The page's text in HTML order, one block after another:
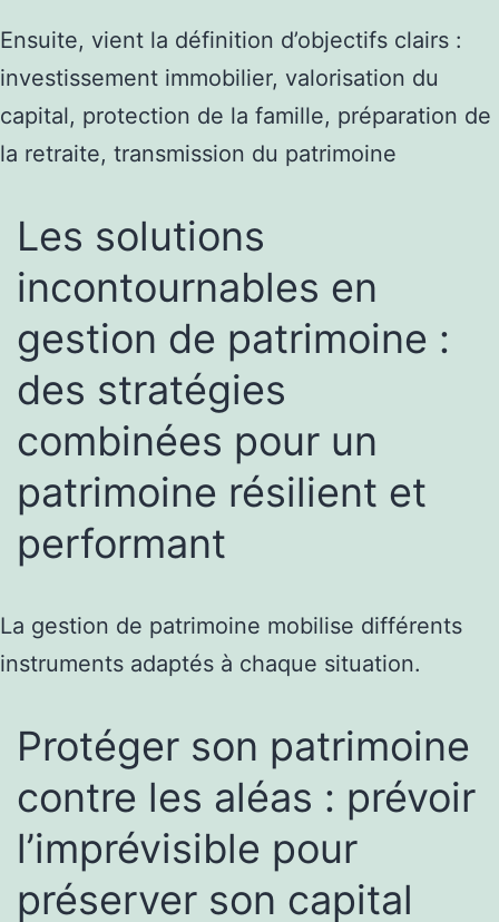
Ensuite, vient la définition d’objectifs clairs :
investissement immobilier, valorisation du
capital, protection de la famille, préparation de
la retraite, transmission du patrimoine
Les solutions
incontournables en
gestion de patrimoine :
des stratégies
combinées pour un
patrimoine résilient et
performant
La gestion de patrimoine mobilise différents
instruments adaptés à chaque situation.
Protéger son patrimoine
contre les aléas : prévoir
l’imprévisible pour
préserver son capital